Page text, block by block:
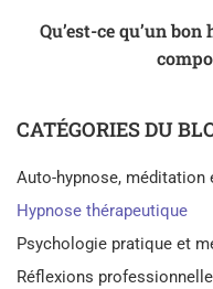
Qu’est-ce qu’un
CATÉGORIES DU
Auto-hypnose, méditation
Hypnose thérapeutique
Psychologie pratique et
Réflexions